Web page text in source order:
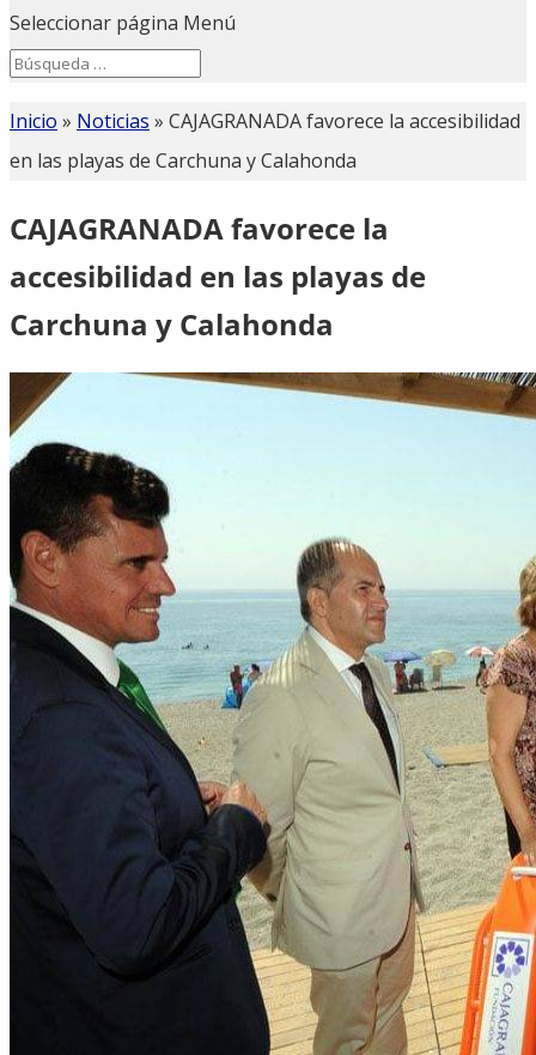
Seleccionar página Menú
Search
for...
Inicio » Noticias » CAJAGRANADA favorece la accesibilidad
en las playas de Carchuna y Calahonda
CAJAGRANADA favorece la
accesibilidad en las playas de
Carchuna y Calahonda